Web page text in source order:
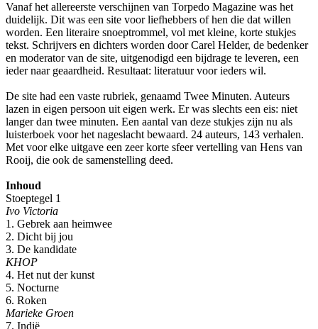
Vanaf het allereerste verschijnen van Torpedo Magazine was het
duidelijk. Dit was een site voor liefhebbers of hen die dat willen
worden. Een literaire snoeptrommel, vol met kleine, korte stukjes
tekst. Schrijvers en dichters worden door Carel Helder, de bedenker
en moderator van de site, uitgenodigd een bijdrage te leveren, een
ieder naar geaardheid. Resultaat: literatuur voor ieders wil.
De site had een vaste rubriek, genaamd Twee Minuten. Auteurs
lazen in eigen persoon uit eigen werk. Er was slechts een eis: niet
langer dan twee minuten. Een aantal van deze stukjes zijn nu als
luisterboek voor het nageslacht bewaard. 24 auteurs, 143 verhalen.
Met voor elke uitgave een zeer korte sfeer vertelling van Hens van
Rooij, die ook de samenstelling deed.
Inhoud
Stoeptegel 1
Ivo Victoria
1. Gebrek aan heimwee
2. Dicht bij jou
3. De kandidate
KHOP
4. Het nut der kunst
5. Nocturne
6. Roken
Marieke Groen
7. Indië